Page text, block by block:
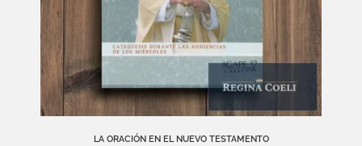
LA ORACIÓN EN EL NUEVO TESTAMENTO